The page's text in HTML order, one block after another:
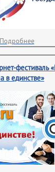
Подробнее
фестиваль
в единстве»